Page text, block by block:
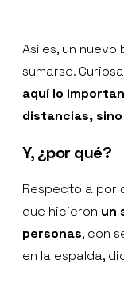
Así es, un
sumarse.
aquí lo
distancias,
Y, ¿por qué?
Respecto a por
que hicieron un
personas, con
en la espalda,